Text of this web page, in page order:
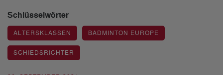
Schlüsselwörter
ALTERSKLASSEN BADMINTON EUROPE
SCHIEDSRICHTER